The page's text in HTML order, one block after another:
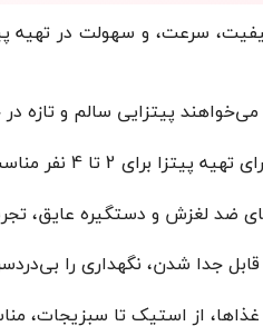
سرعت، و سهولت در
پیتزایی سالم و تازه در
ضد لغزش و دستگیره عایق،
جدا شدن، نگهداری را
غذاها، از استیک تا سبزیجات،